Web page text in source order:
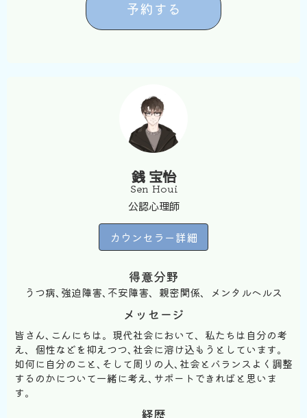
予約する
銭 宝怡
Sen Houi
公認心理師
カウンセラー詳細
得意分野
うつ病､強迫障害､不安障害、親密関係、メンタルヘルス
メッセージ
皆さん､こんにちは。現代社会において、私たちは自分の考
え、個性などを抑えつつ､社会に溶け込もうとしています。
如何に自分のこと､そして周りの人､社会とバランスよく調整
するのかについて一緒に考え､サポートできればと思いま
す。
経歴